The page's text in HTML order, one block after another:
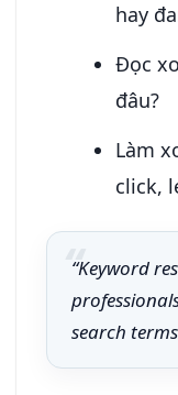
hay
Đọc
đâu?
Làm
click,
“Keyword
search